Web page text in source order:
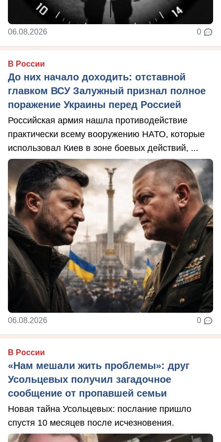
06.08.2026 0
В России
До них начало доходить: отставной
главком ВСУ Залужный признал полное
поражение Украины перед Россией
Российская армия нашла противодействие
практически всему вооружению НАТО, которые
использовал Киев в зоне боевых действий, ...
06.08.2026 0
В России
«Нам мешали жить проблемы»: друг
Усольцевых получил загадочное
сообщение от пропавшей семьи
Новая тайна Усольцевых: послание пришло
спустя 10 месяцев после исчезновения.